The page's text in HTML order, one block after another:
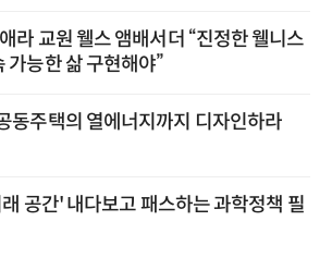
라 교원 웰스 앰배서더 “진정한 웰니스
능한 삶 구현해야”
동주택의 열에너지까지 디자인하라
공간' 내다보고 패스하는 과학정책 필